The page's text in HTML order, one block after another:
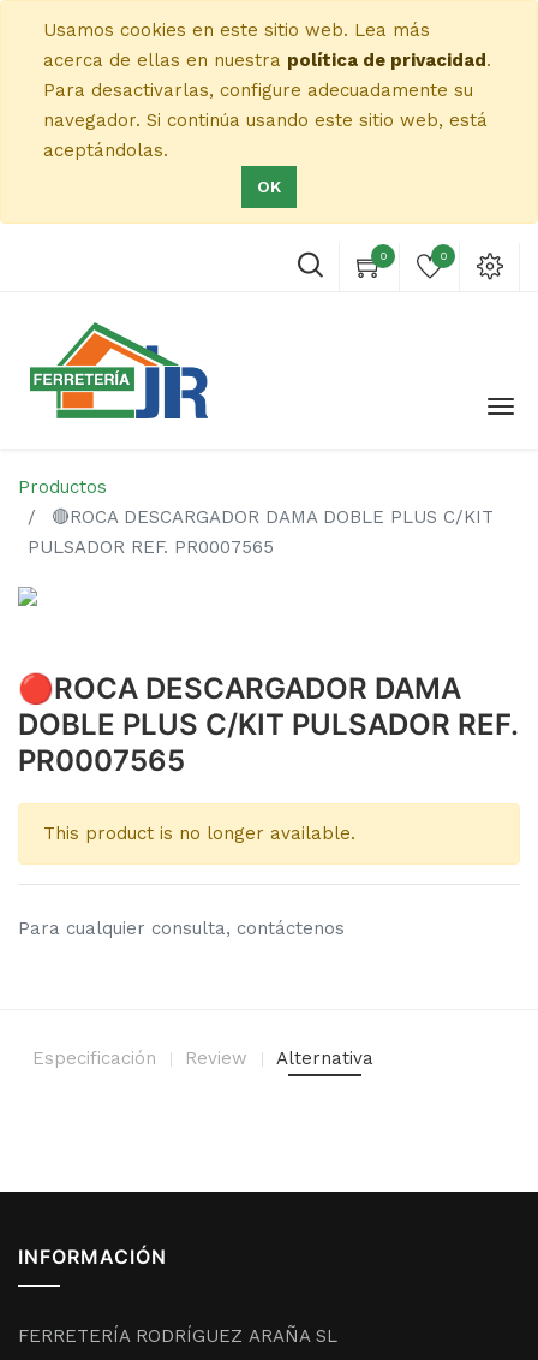
Usamos cookies en este sitio web. Lea más
acerca de ellas en nuestra política de privacidad.
Para desactivarlas, configure adecuadamente su
navegador. Si continúa usando este sitio web, está
aceptándolas.
OK
0 0
Productos
🔴ROCA DESCARGADOR DAMA DOBLE PLUS C/KIT
PULSADOR REF. PR0007565
🔴ROCA DESCARGADOR DAMA
DOBLE PLUS C/KIT PULSADOR REF.
PR0007565
This product is no longer available.
Para cualquier consulta, contáctenos
Especificación Review Alternativa
INFORMACIÓN
FERRETERÍA RODRÍGUEZ ARAÑA SL